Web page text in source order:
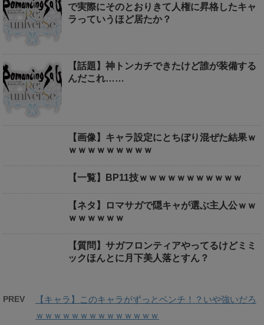
で実際にそのとおりきて人権に昇格したキャ
ラっていうほど居たか？
【話題】神トンカチできたけど誰が装備する
んだこれ……
【画像】キャラ設定にとちぼり混ぜた結果ｗ
ｗｗｗｗｗｗｗｗｗ
【一覧】BP11技ｗｗｗｗｗｗｗｗｗｗｗ
【ネタ】ロマサガで隠キャが選ぶ主人公ｗｗ
ｗｗｗｗｗｗ
【質問】サガフロンティアやってるけどミミ
ックほんとに月下美人落とすん？
PREV
【キャラ】このキャラがずっとベンチ！？いや強いだろ
ｗｗｗｗｗｗｗｗｗｗｗｗｗｗ